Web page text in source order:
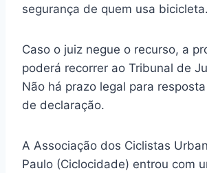
segurança de quem usa
Caso o juiz negue o recurso, a
poderá recorrer ao Tribunal de
Não há prazo legal para
de declaração.
A Associação dos Ciclistas
Paulo (Ciclocidade) entrou com